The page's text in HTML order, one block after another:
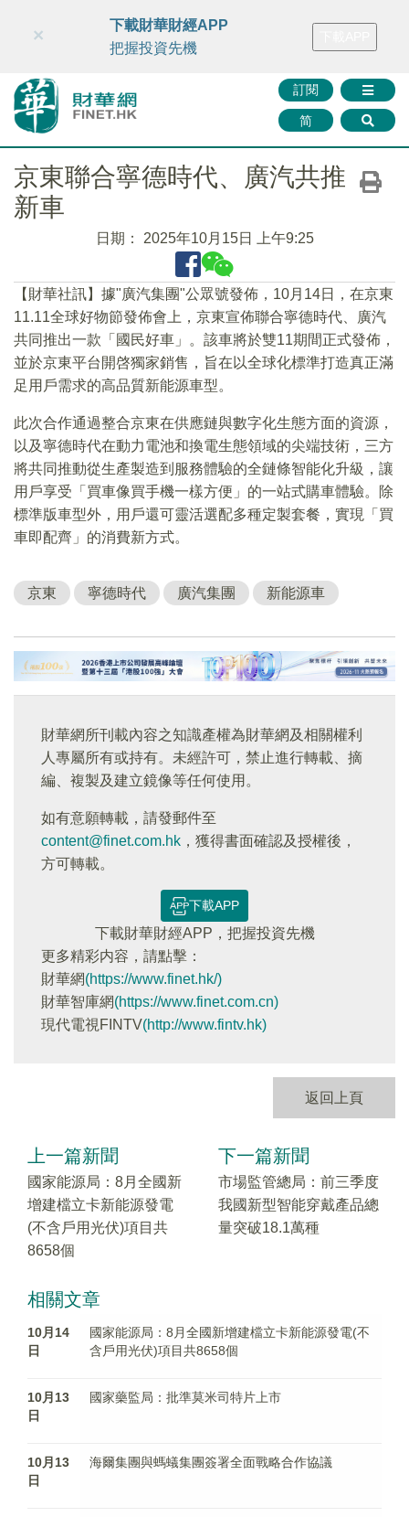
財華智庫網 FINTV FINMETA 財華證券 媒體矩陣
訂閱
简
×
下載財華財經APP
把握投資先機
京東聯合寧德時代、廣汽共推
新車
日期： 2025年10月15日 上午9:25
【財華社訊】據"廣汽集團"公眾號發佈，10月14日，在京東
11.11全球好物節發佈會上，京東宣佈聯合寧德時代、廣汽
共同推出一款「國民好車」。該車將於雙11期間正式發佈，
並於京東平台開啓獨家銷售，旨在以全球化標準打造真正滿
足用戶需求的高品質新能源車型。
此次合作通過整合京東在供應鏈與數字化生態方面的資源，
以及寧德時代在動力電池和換電生態領域的尖端技術，三方
將共同推動從生產製造到服務體驗的全鏈條智能化升級，讓
用戶享受「買車像買手機一樣方便」的一站式購車體驗。除
標準版車型外，用戶還可靈活選配多種定製套餐，實現「買
車即配齊」的消費新方式。
京東 寧德時代 廣汽集團 新能源車
財華網所刊載內容之知識產權為財華網及相關權利
人專屬所有或持有。未經許可，禁止進行轉載、摘
編、複製及建立鏡像等任何使用。
如有意願轉載，請發郵件至
content@finet.com.hk ，獲得書面確認及授權後，
方可轉載。
下載APP
下載財華財經APP，把握投資先機
更多精彩内容，請點擊：
財華網(https://www.finet.hk/)
財華智庫網(https://www.finet.com.cn)
現代電視FINTV(http://www.fintv.hk)
返回上頁
上一篇新聞
國家能源局：8月全國新
增建檔立卡新能源發電
(不含戶用光伏)項目共
8658個
下一篇新聞
市場監管總局：前三季度
我國新型智能穿戴產品總
量突破18.1萬種
相關文章
10月14
日
國家能源局：8月全國新增建檔立卡新能源發電(不
含戶用光伏)項目共8658個
10月13
日
國家藥監局：批準莫米司特片上市
10月13
日
海爾集團與螞蟻集團簽署全面戰略合作協議